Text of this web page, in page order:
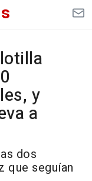
y
a
dos
que seguían